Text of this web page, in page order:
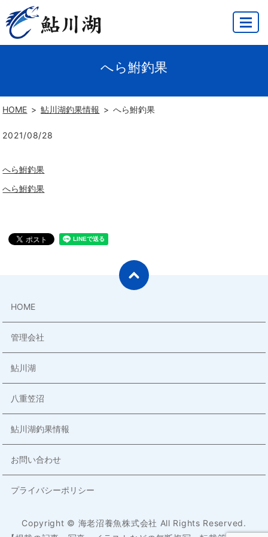
MENU
へら鮒釣果
HOME 鮎川湖釣果情報 へら鮒釣果
2021/08/28
へら鮒釣果
へら鮒釣果
HOME
管理会社
鮎川湖
八重笠沼
鮎川湖釣果情報
お問い合わせ
プライバシーポリシー
Copyright © 海老沼養魚株式会社 All Rights Reserved.